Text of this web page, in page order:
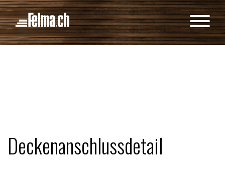
Deckenanschlussdetail
Cookie-Einstellungen